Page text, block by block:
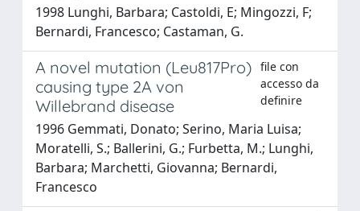
1998 Lunghi, Barbara; Castoldi, E; Mingozzi, F;
Bernardi, Francesco; Castaman, G.
A novel mutation (Leu817Pro)
causing type 2A von
Willebrand disease
file con
accesso da
definire
1996 Gemmati, Donato; Serino, Maria Luisa;
Moratelli, S.; Ballerini, G.; Furbetta, M.; Lunghi,
Barbara; Marchetti, Giovanna; Bernardi,
Francesco